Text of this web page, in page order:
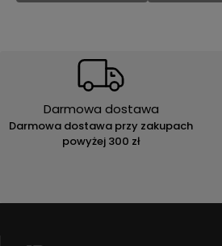
Darmowa dostawa
Darmowa dostawa przy zakupach
powyżej 300 zł